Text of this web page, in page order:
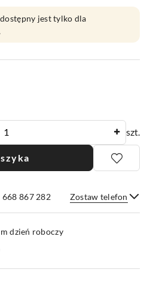
jest tylko dla
szt.
867 282 Zostaw telefon
dzień roboczy